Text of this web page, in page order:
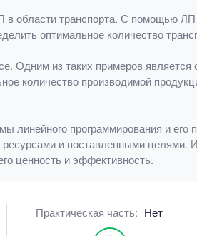
области транспорта. С помощью
оптимальное количество
Одним из таких примеров является
количество производимой
линейного программирования и
и поставленными целями.
ценность и эффективность.
Практическая часть: Нет